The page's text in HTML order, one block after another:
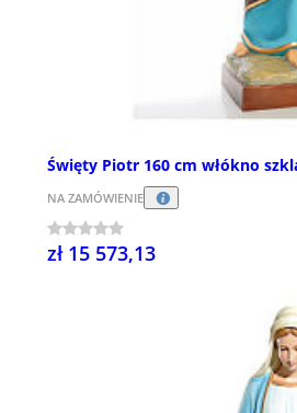
Święty Piotr 160 cm włókno
NA ZAMÓWIENIE
zł 15 573,13